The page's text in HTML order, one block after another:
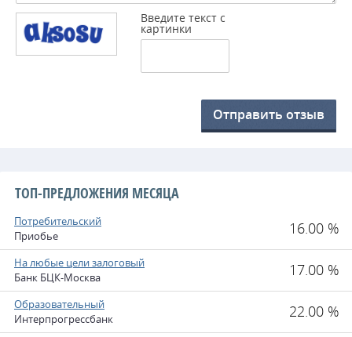
Введите текст с
картинки
Отправить отзыв
ТОП-ПРЕДЛОЖЕНИЯ МЕСЯЦА
Потребительский
Приобье
16.00 %
На любые цели залоговый
Банк БЦК-Москва
17.00 %
Образовательный
Интерпрогрессбанк
22.00 %